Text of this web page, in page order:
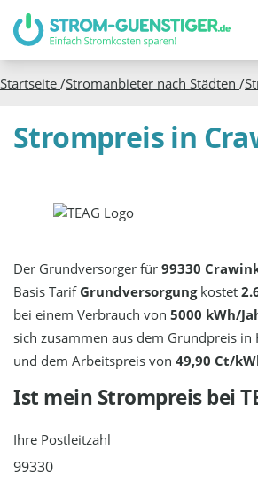
Startseite /Stromanbieter nach Städten /
Strompreis in
Der Grundversorger für99330
Basis Tarif Grundversorgungkostet
bei einem Verbrauch von5000 kWh/
sich zusammen aus dem Grundpreis in
und dem Arbeitspreis von49,90 Ct/
Ist mein Strompreis bei
Ihre Postleitzahl